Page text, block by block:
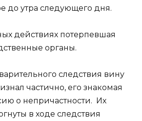
до утра следующего дня.
действиях потерпевшая
органы.
следствия вину
частично, его знакомая
о непричастности. Их
в ходе следствия